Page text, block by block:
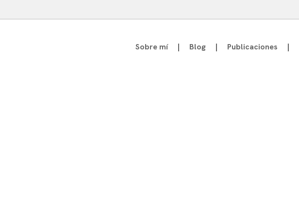
Sobre mí Blog Publicaciones